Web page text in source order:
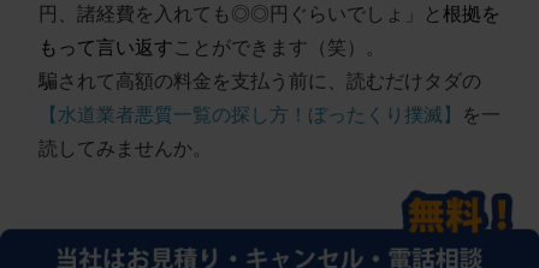
円、諸経費を入れても◎◎円ぐらいでしょ」と 根拠を
もって言い返す ことができます（笑）。
騙されて高額の料金を支払う前に、読むだけタダの
【水道業者悪質一覧の探し方！ぼったくり撲滅】
を一
読してみませんか。